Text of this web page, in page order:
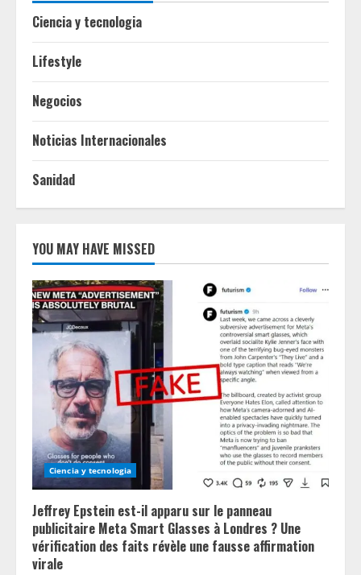
Ciencia y tecnologia
Lifestyle
Negocios
Noticias Internacionales
Sanidad
YOU MAY HAVE MISSED
Ciencia y tecnologia
Jeffrey Epstein est-il apparu sur le panneau
publicitaire Meta Smart Glasses à Londres ? Une
vérification des faits révèle une fausse affirmation
virale